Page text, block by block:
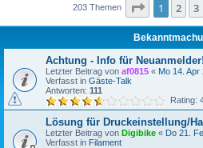
203 Themen Seite 1von
1 2 3
Achtung - Info für
Letzter Beitrag von af0815 « Mo 14. Apr
Verfasst in Gäste-Talk
Antworten: 111
Rating:
Lösung für Druckeinstellung/
Letzter Beitrag von Digibike « Do 21.
Verfasst in Filament